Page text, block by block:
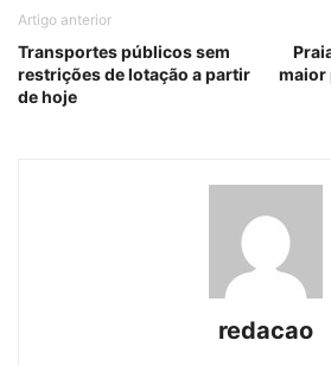
Artigo anterior
Transportes públicos sem
restrições de lotação a partir
de hoje
maior
redacao